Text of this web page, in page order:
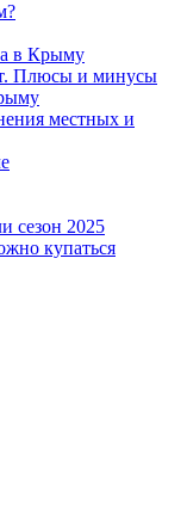
в Крыму
Плюсы и минусы
местных и
сезон 2025
купаться